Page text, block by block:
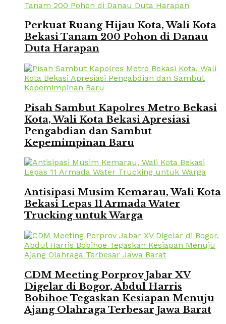
Perkuat Ruang Hijau Kota, Wali Kota
Bekasi Tanam 200 Pohon di Danau
Duta Harapan
Pisah Sambut Kapolres Metro Bekasi
Kota, Wali Kota Bekasi Apresiasi
Pengabdian dan Sambut
Kepemimpinan Baru
Antisipasi Musim Kemarau, Wali Kota
Bekasi Lepas 11 Armada Water
Trucking untuk Warga
CDM Meeting Porprov Jabar XV
Digelar di Bogor, Abdul Harris
Bobihoe Tegaskan Kesiapan Menuju
Ajang Olahraga Terbesar Jawa Barat